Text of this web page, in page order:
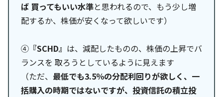
ば 買ってもいい水準と思われるので、もう少し増
配するか、株価が安くなって欲しいです）
④ 『SCHD』 は、減配したものの、株価の上昇でバ
ランスを 取ろうとしているように見えます
（ただ、 最低でも3.5％の分配利回りが欲しく、一
括購入の時期ではないですが、投資信託の積立投